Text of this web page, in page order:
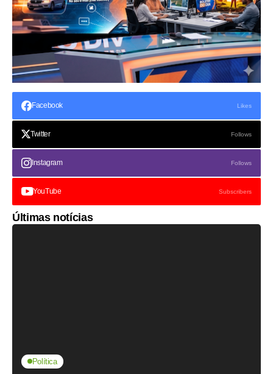
Facebook Likes
Twitter Follows
Instagram Follows
YouTube Subscribers
Últimas notícias
Política